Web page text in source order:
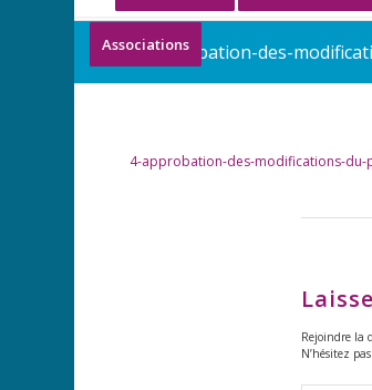
Associations
4-approbation-des-
4-approbation-des-modifications-du-
Rejoindre la
N’hésitez